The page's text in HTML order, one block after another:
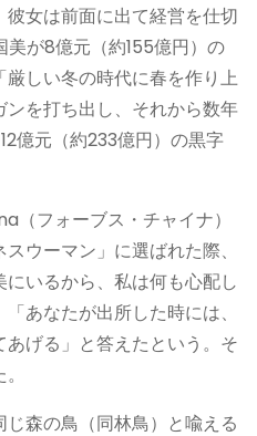
女は前面に出て経営を仕切
美が8億元（約155億円）の
しい冬の時代に春を作り上
を打ち出し、それから数年
億元（約233億円）の黒字
（フォーブス・チャイナ）
ウーマン」に選ばれた際、
いるから、私は何も心配し
あなたが出所した時には、
げる」と答えたという。そ
森の鳥（同林鳥）と喩える